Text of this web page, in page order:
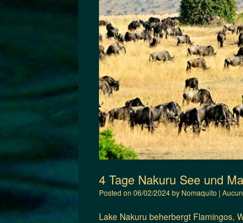
4 Tage Nakuru See und
Posted on 06/02/2024by Nomaquito |
Lake Nakuru beherbergt Flamingos,